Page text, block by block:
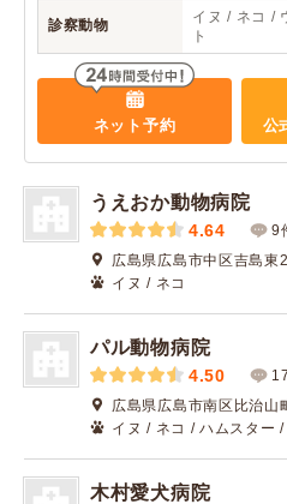
診察動物
イヌ / ネコ /
ト
ネット予約 公
うえおか動物病院
4.64
9
広島県広島市中区吉島東
イヌ / ネコ
パル動物病院
4.50
広島県広島市南区比治
イヌ / ネコ / ハムスター
木村愛犬病院